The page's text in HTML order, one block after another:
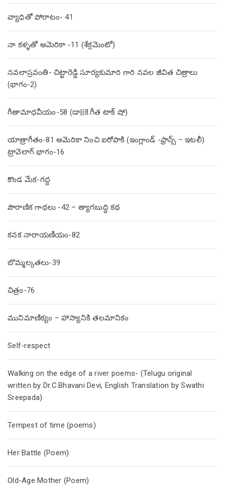
వ్యాధితో పోరాటం- 41
నా కళ్ళతో అమెరికా -11 (శేక్రమెంటో)
నవలాస్రవంతి- చిట్టారెడ్డి సూర్యకుమారి గారి నవల జీవిత చిత్రాలు
(భాగం-2)
గీతామాధవీయం-58 (డా||కె.గీత టాక్ షో)
యాత్రాగీతం-81 అమెరికా నించి ఐరోపాకి (ఇంగ్లాండ్ -ఫ్రాన్స్ – ఇటలీ)
ట్రావెలాగ్ భాగం-16
కొండ మేక-గద్ద
పౌరాణిక గాథలు -42 – త్యాగబుద్ధి కథ
కనక నారాయణీయం-82
బొమ్మల్కతలు-39
చిత్రం-76
మునిమాణిక్యం – హాస్యానికి తలమానికం
Self-respect
Walking on the edge of a river poems- (Telugu original
written by Dr.C.Bhavani Devi, English Translation by Swathi
Sreepada)
Tempest of time (poems)
Her Battle (Poem)
Old-Age Mother (Poem)